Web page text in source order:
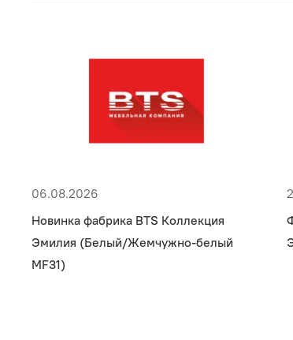
06.08.2026
Новинка фабрика BTS Коллекция
Эмилия (Белый/Жемчужно-белый
MF31)